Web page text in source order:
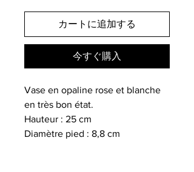
カートに追加する
今すぐ購入
Vase en opaline rose et blanche
en très bon état.
Hauteur : 25 cm
Diamètre pied : 8,8 cm